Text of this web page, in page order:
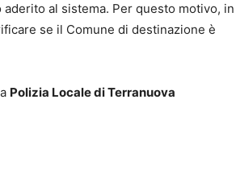
al sistema. Per questo motivo, in
se il Comune di destinazione è
Polizia Locale di Terranuova